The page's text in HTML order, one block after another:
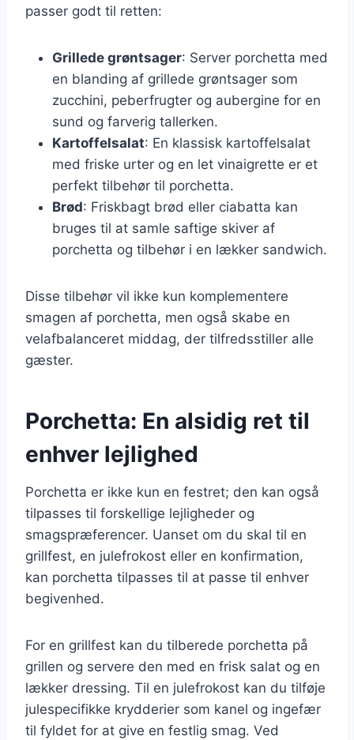
passer godt til retten:
Grillede grøntsager: Server porchetta med
en blanding af grillede grøntsager som
zucchini, peberfrugter og aubergine for en
sund og farverig tallerken.
Kartoffelsalat: En klassisk kartoffelsalat
med friske urter og en let vinaigrette er et
perfekt tilbehør til porchetta.
Brød: Friskbagt brød eller ciabatta kan
bruges til at samle saftige skiver af
porchetta og tilbehør i en lækker sandwich.
Disse tilbehør vil ikke kun komplementere
smagen af porchetta, men også skabe en
velafbalanceret middag, der tilfredsstiller alle
gæster.
Porchetta: En alsidig ret til
enhver lejlighed
Porchetta er ikke kun en festret; den kan også
tilpasses til forskellige lejligheder og
smagspræferencer. Uanset om du skal til en
grillfest, en julefrokost eller en konfirmation,
kan porchetta tilpasses til at passe til enhver
begivenhed.
For en grillfest kan du tilberede porchetta på
grillen og servere den med en frisk salat og en
lækker dressing. Til en julefrokost kan du tilføje
julespecifikke krydderier som kanel og ingefær
til fyldet for at give en festlig smag. Ved